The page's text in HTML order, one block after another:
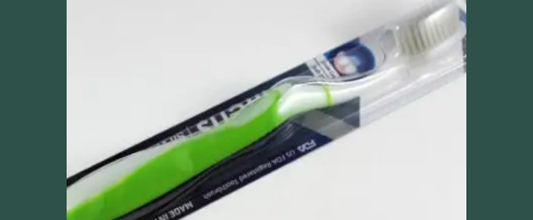
Szybki podgląd